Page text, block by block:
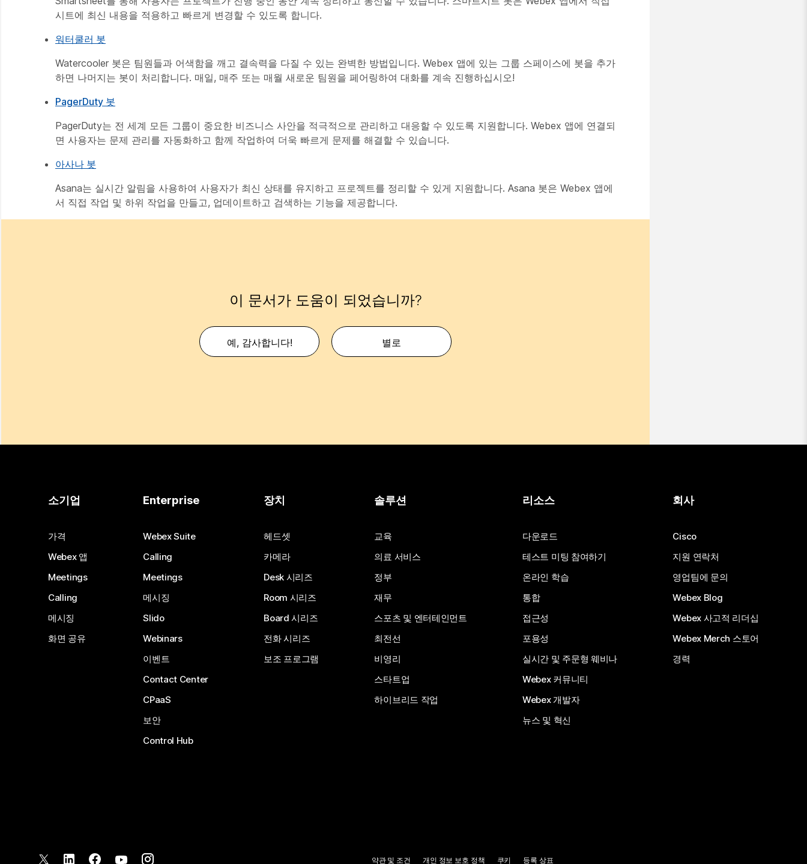
시트에 최신 내용을 적용하고 빠르게 변경할 수 있도록 합니다.
워터쿨러 봇
Watercooler 봇은 팀원들과 어색함을 깨고 결속력을 다질 수 있는 완벽한 방법입니다. Webex 앱에 있는 그룹 스페이스에 봇을 추가
하면 나머지는 봇이 처리합니다. 매일, 매주 또는 매월 새로운 팀원을 페어링하여 대화를 계속 진행하십시오!
PagerDuty 봇
PagerDuty는 전 세계 모든 그룹이 중요한 비즈니스 사안을 적극적으로 관리하고 대응할 수 있도록 지원합니다. Webex 앱에 연결되
면 사용자는 문제 관리를 자동화하고 함께 작업하여 더욱 빠르게 문제를 해결할 수 있습니다.
아사나 봇
Asana는 실시간 알림을 사용하여 사용자가 최신 상태를 유지하고 프로젝트를 정리할 수 있게 지원합니다. Asana 봇은 Webex 앱에
서 직접 작업 및 하위 작업을 만들고, 업데이트하고 검색하는 기능을 제공합니다.
이 문서가 도움이 되었습니까?
예, 감사합니다! 별로
소기업
가격
Webex 앱
Meetings
Calling
메시징
화면 공유
Enterprise
Webex Suite
Calling
Meetings
메시징
Slido
Webinars
이벤트
Contact Center
CPaaS
보안
Control Hub
장치
헤드셋
카메라
Desk 시리즈
Room 시리즈
Board 시리즈
전화 시리즈
보조 프로그램
솔루션
교육
의료 서비스
정부
재무
스포츠 및 엔터테인먼트
최전선
비영리
스타트업
하이브리드 작업
리소스
다운로드
테스트 미팅 참여하기
온라인 학습
통합
접근성
포용성
실시간 및 주문형 웨비나
Webex 커뮤니티
Webex 개발자
뉴스 및 혁신
회사
Cisco
지원 연락처
영업팀에 문의
Webex Blog
Webex 사고적 리더십
Webex Merch 스토어
경력
약관 및 조건 개인 정보 보호 정책 쿠키 등록 상표